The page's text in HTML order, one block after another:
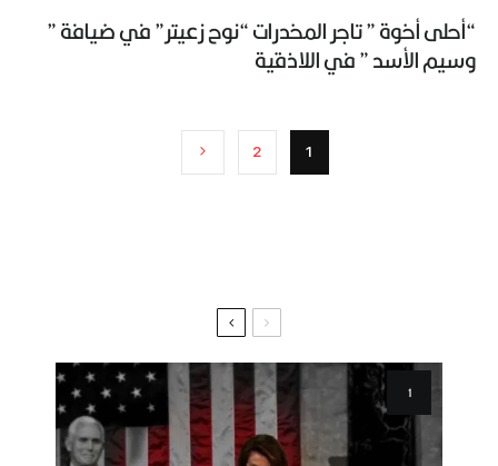
“أحلى أخوة ” تاجر المخدرات “نوح زعيتر” في ضيافة ”
وسيم الأسد ” في اللاذقية
1
2